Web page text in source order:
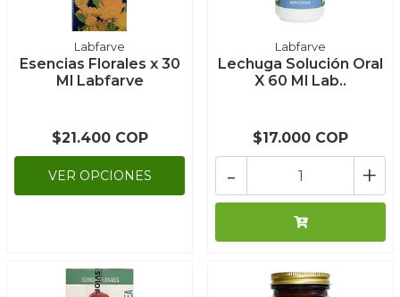
Labfarve
Esencias Florales x 30
Ml Labfarve
$21.400 COP
VER OPCIONES
Labfarve
Lechuga Solución Oral
X 60 Ml Lab..
$17.000 COP
+
-